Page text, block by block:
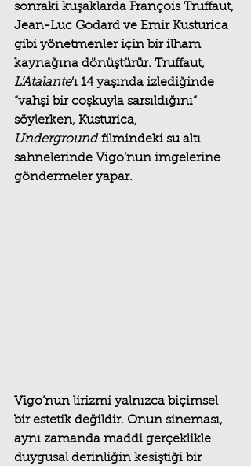
sonraki kuşaklarda François Truffaut,
Jean-Luc Godard ve Emir Kusturica
gibi yönetmenler için bir ilham
kaynağına dönüştürür. Truffaut,
L’Atalante’ı 14 yaşında izlediğinde
“vahşi bir coşkuyla sarsıldığını”
söylerken, Kusturica,
Underground filmindeki su altı
sahnelerinde Vigo’nun imgelerine
göndermeler yapar.
Vigo’nun lirizmi yalnızca biçimsel
bir estetik değildir. Onun sineması,
aynı zamanda maddi gerçeklikle
duygusal derinliğin kesiştiği bir